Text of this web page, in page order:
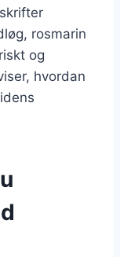
rosmarin
og
hvordan